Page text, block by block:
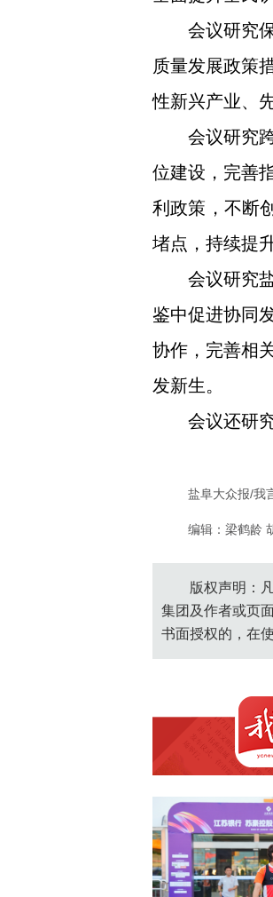
会议研究
质量发展政策
性新兴产业、
会议研究
位建设，完善
利政策，不断
堵点，持续提
会议研究
鉴中促进协同
协作，完善相
发新生。
会议还研
盐阜大众报/我
编辑：梁鹤龄
版权声明：
集团及作者或页
书面授权的，在